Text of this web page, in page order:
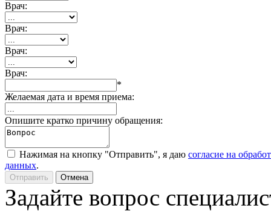
Врач:
Врач:
Врач:
Врач:
*
Желаемая дата и время приема:
Опишите кратко причину обращения:
Нажимая на кнопку "Отправить", я даю согласие на
данных.
Задайте вопрос